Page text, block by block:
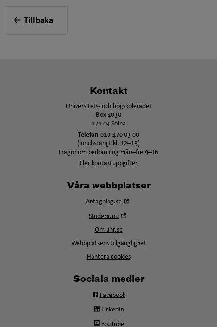
Tillbaka
Kontakt
Universitets- och högskolerådet
Box 4030
171 04 Solna
Telefon 010-470 03 00
(lunchstängt kl. 12–13)
Frågor om bedömning mån–fre 9–16
Fler kontaktuppgifter
Våra webbplatser
Antagning.se
Studera.nu
fönster
Om uhr.se
Webbplatsens tillgänglighet
Hantera cookies
Sociala medier
Facebook
LinkedIn
YouTube